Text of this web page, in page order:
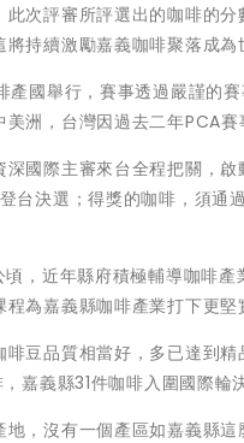
次評審所評選出的咖啡的
持續激勵嘉義咖啡聚落成為
產國舉行，賽事透過嚴謹的
洲，台灣因過去二年PCA
深國際主審來台全程把關，
台決選；得獎的咖啡，須
，近年縣府積極輔導咖啡
為嘉義縣咖啡產業打下更堅
豆品質相當好，多已達到
嘉義縣31件咖啡入圍國際輪
，沒有一個產區如嘉義縣